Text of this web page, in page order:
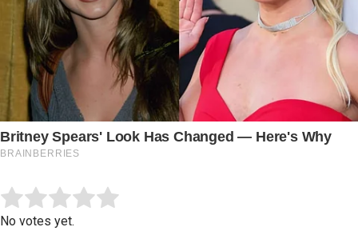
Rate this item:
No votes yet.